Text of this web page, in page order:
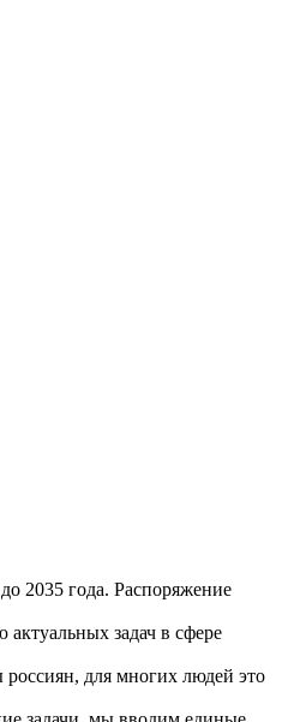
2035 года. Распоряжение
задач в сфере
россиян, для многих людей это